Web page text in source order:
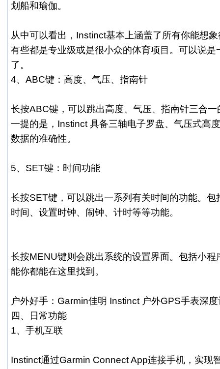
划船和瑜伽。
从中可以看出，Instinct基本上涵盖了所有你能想
有些都是专业级或是很小众的体育项目。可以说是
了。
4、ABC键：高度、气压、指南针
长按ABC键，可以跳出高度、气压、指南针三合
一提的是，Instinct 具备三轴电子罗盘、气压式高
数据的准确性。
5、SET键：时间功能
长按SET键，可以跳出一系列有关时间的功能。
时间、设置时钟、闹钟、计时等等功能。
长按MENU键则会跳出系统的设置界面。包括小程
能你都能在这里找到。
户外好手：Garmin佳明 Instinct 户外GPS手表深
四、日常功能
1、手机互联
Instinct通过Garmin Connect App连接手机，实现